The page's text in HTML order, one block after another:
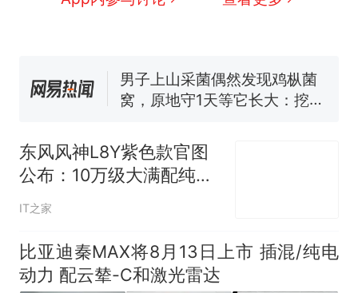
140多朵
美国渔民钓获鲨鱼徒手将其拽
回大海 目击者直呼震惊 （视频
官方通报
热 那个在床头放菜刀的女孩，
因老师一句“跟我回家”改写了
东风风神L8Y紫色款官图
公布：10万级大满配纯电
SUV
IT之家
比亚迪秦MAX将8月13日上市 插混/纯电
动力 配云辇-C和激光雷达